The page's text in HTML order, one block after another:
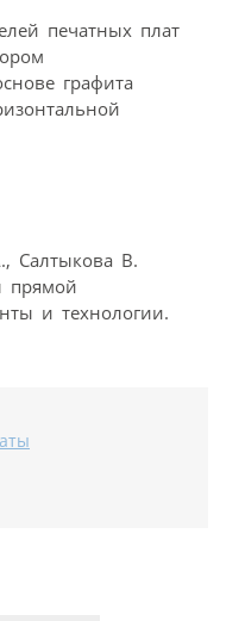
печатных плат
графита
Салтыкова В.
прямой
и технологии.